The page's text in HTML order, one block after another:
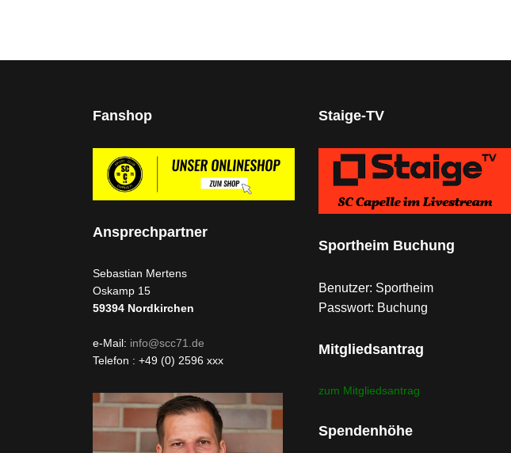
Fanshop
Ansprechpartner
Sebastian Mertens
Oskamp 15
59394 Nordkirchen
e-Mail: info@scc71.de
Telefon : +49 (0) 2596 xxx
Staige-TV
Sportheim Buchung
Benutzer: Sportheim
Passwort: Buchung
Mitgliedsantrag
zum Mitgliedsantrag
Spendenhöhe